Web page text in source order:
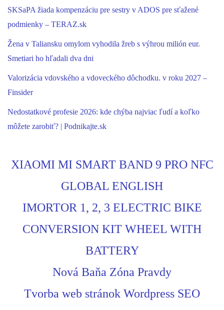
SKSaPA žiada kompenzáciu pre sestry v ADOS pre sťažené
podmienky – TERAZ.sk
Žena v Taliansku omylom vyhodila žreb s výhrou milión eur.
Smetiari ho hľadali dva dni
Valorizácia vdovského a vdoveckého dôchodku. v roku 2027 –
Finsider
Nedostatkové profesie 2026: kde chýba najviac ľudí a koľko
môžete zarobiť? | Podnikajte.sk
XIAOMI MI SMART BAND 9 PRO NFC
GLOBAL ENGLISH
IMORTOR 1, 2, 3 ELECTRIC BIKE
CONVERSION KIT WHEEL WITH
BATTERY
Nová Baňa Zóna Pravdy
Tvorba web stránok Wordpress SEO